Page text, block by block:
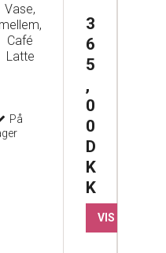
Vase,
mellem,
Café
Latte
På
3
6
5
,
0
0
D
K
K
VIS PRODUKT